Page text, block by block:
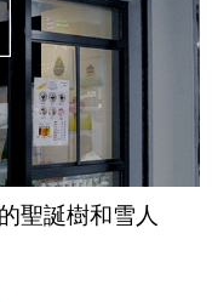
聖誕樹和雪人